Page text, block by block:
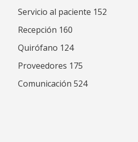
Servicio al paciente 152
Recepción 160
Quirófano 124
Proveedores 175
Comunicación 524